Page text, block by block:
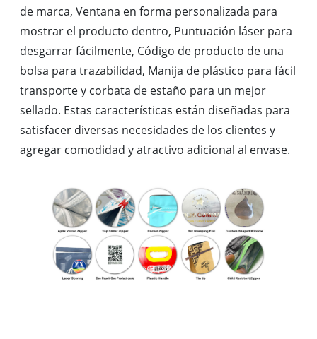
de marca, Ventana en forma personalizada para
mostrar el producto dentro, Puntuación láser para
desgarrar fácilmente, Código de producto de una
bolsa para trazabilidad, Manija de plástico para fácil
transporte y corbata de estaño para un mejor
sellado. Estas características están diseñadas para
satisfacer diversas necesidades de los clientes y
agregar comodidad y atractivo adicional al envase.